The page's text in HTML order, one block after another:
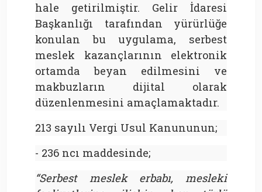
hale getirilmiştir. Gelir İdaresi
Başkanlığı tarafından yürürlüğe
konulan bu uygulama, serbest
meslek kazançlarının elektronik
ortamda beyan edilmesini ve
makbuzların dijital olarak
düzenlenmesini amaçlamaktadır.
213 sayılı Vergi Usul Kanununun;
- 236 ncı maddesinde;
“Serbest meslek erbabı, mesleki